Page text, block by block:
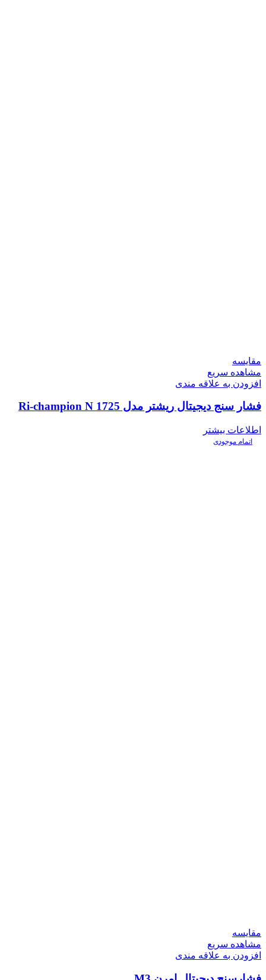
مقایسه
مشاهده سریع
افزودن به علاقه مندی
فشار سنج دیجیتال ریشتر مدل Ri-champion N 1725
اطلاعات بیشتر
اتمام موجودی
مقایسه
مشاهده سریع
افزودن به علاقه مندی